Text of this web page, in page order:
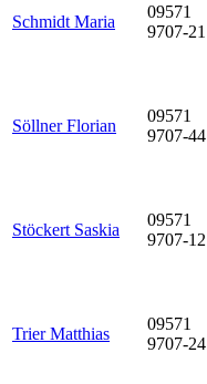
Schmidt Maria
09571
9707-21
Söllner Florian
09571
9707-44
Stöckert Saskia
09571
9707-12
Trier Matthias
09571
9707-24